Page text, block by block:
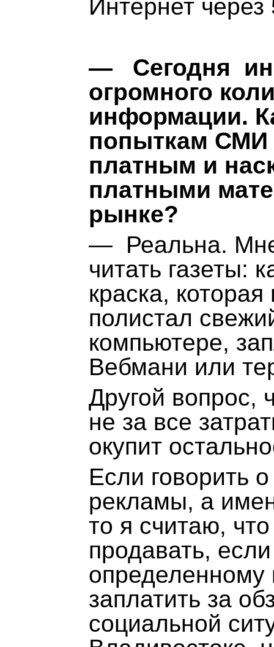
Интернет через
— Сегодня
огромного
информации.
попыткам СМИ
платным и
платными
рынке?
— Реальна.
читать газеты:
краска,
полистал
компьютере,
Вебмани или
Другой вопрос,
не за все
окупит
Если говорить
рекламы, а
то я считаю,
продавать,
определенному
заплатить за
социальной